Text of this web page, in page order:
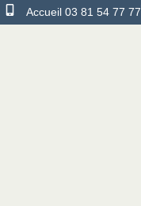
Accueil 03 81 54 77 77